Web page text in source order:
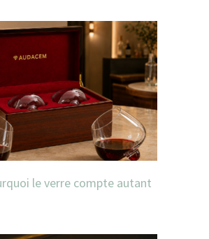
le verre compte autant